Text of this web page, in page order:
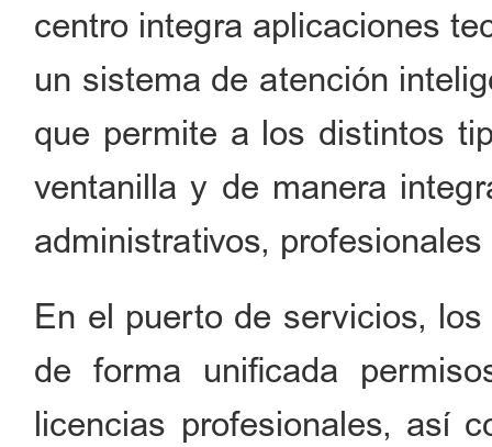
centro integra aplicaciones
un sistema de atención
que permite a los distintos
ventanilla y de manera
administrativos,
En el puerto de servicios,
de forma unificada
licencias profesionales, así